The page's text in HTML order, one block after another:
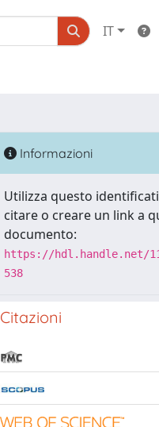
IT
Informazioni
Utilizza questo
citare o creare un link a
documento:
https://hdl.handle.net/
538
Citazioni